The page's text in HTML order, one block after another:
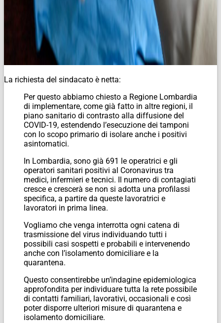
La richiesta del sindacato è netta:
Per questo abbiamo chiesto a Regione Lombardia
di implementare, come già fatto in altre regioni, il
piano sanitario di contrasto alla diffusione del
COVID-19, estendendo l’esecuzione dei tamponi
con lo scopo primario di isolare anche i positivi
asintomatici.
In Lombardia, sono già 691 le operatrici e gli
operatori sanitari positivi al Coronavirus tra
medici, infermieri e tecnici. Il numero di contagiati
cresce e crescerà se non si adotta una profilassi
specifica, a partire da queste lavoratrici e
lavoratori in prima linea.
Vogliamo che venga interrotta ogni catena di
trasmissione del virus individuando tutti i
possibili casi sospetti e probabili e intervenendo
anche con l’isolamento domiciliare e la
quarantena.
Questo consentirebbe un’indagine epidemiologica
approfondita per individuare tutta la rete possibile
di contatti familiari, lavorativi, occasionali e così
poter disporre ulteriori misure di quarantena e
isolamento domiciliare.